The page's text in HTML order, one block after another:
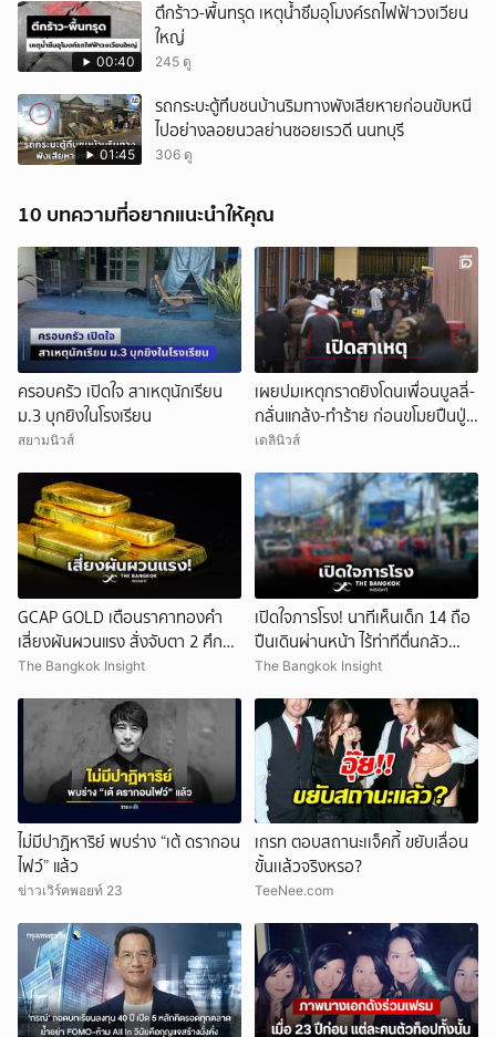
00:40
ตึกร้าว-พื้นทรุด เหตุน้ำซึมอุโมงค์รถไฟฟ้าวงเวียน
ใหญ่
245 ดู
01:45
รถกระบะตู้ทึบชนบ้านริมทางพังเสียหายก่อนขับหนี
ไปอย่างลอยนวลย่านซอยเรวดี นนทบุรี
306 ดู
10 บทความที่อยากแนะนำให้คุณ
ครอบครัว เปิดใจ สาเหตุนักเรียน
ม.3 บุกยิงในโรงเรียน
สยามนิวส์
เผยปมเหตุกราดยิงโดนเพื่อนบูลลี่-
กลั่นแกล้ง-ทำร้าย ก่อนขโมยปืนปู่
ก่อเหตุ
เดลินิวส์
GCAP GOLD เตือนราคาทองคำ
เสี่ยงผันผวนแรง สั่งจับตา 2 ศึก
สำคัญ!
The Bangkok Insight
เปิดใจภารโรง! นาทีเห็นเด็ก 14 ถือ
ปืนเดินผ่านหน้า ไร้ท่าทีตื่นกลัว
ก่อนหลบตำรวจขึ้นอีกอาคาร
The Bangkok Insight
ไม่มีปาฏิหาริย์ พบร่าง “เต้ ดรากอน
ไฟว์” แล้ว
ข่าวเวิร์คพอยท์ 23
เกรท ตอบสถานะเเจ็คกี้ ขยับเลื่อน
ขั้นเเล้วจริงหรอ?
TeeNee.com